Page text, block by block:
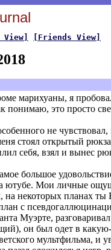
View] [Friends View]
марихуаны, я
понимаю, это просто
не
стоял открытый
себя, взял и вынес
большое
ютубе. Мои личные
на некоторых планах ты
с
Муэрте,
он был одет в
мультфильма, и